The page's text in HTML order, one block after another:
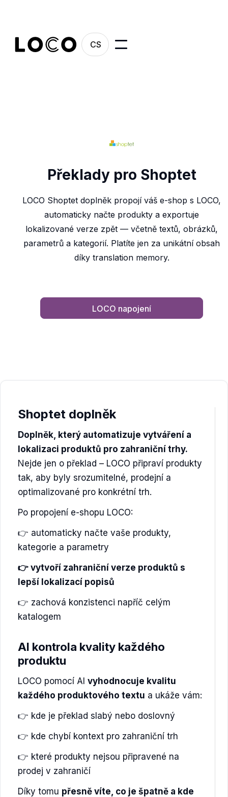
CS
Překlady pro Shoptet
LOCO Shoptet doplněk propojí váš e-shop s LOCO,
automaticky načte produkty a exportuje
lokalizované verze zpět — včetně textů, obrázků,
parametrů a kategorií. Platíte jen za unikátní obsah
díky translation memory.
LOCO napojení
Shoptet doplněk
Doplněk, který automatizuje vytváření a
lokalizaci produktů pro zahraniční trhy.
Nejde jen o překlad – LOCO připraví produkty
tak, aby byly srozumitelné, prodejní a
optimalizované pro konkrétní trh.
Po propojení e-shopu LOCO:
👉 automaticky načte vaše produkty,
kategorie a parametry
👉 vytvoří zahraniční verze produktů s
lepší lokalizací popisů
👉 zachová konzistenci napříč celým
katalogem
AI kontrola kvality každého
produktu
LOCO pomocí AI vyhodnocuje kvalitu
každého produktového textu a ukáže vám:
👉 kde je překlad slabý nebo doslovný
👉 kde chybí kontext pro zahraniční trh
👉 které produkty nejsou připravené na
prodej v zahraničí
Díky tomu přesně víte, co je špatně a kde